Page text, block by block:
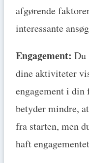
afgørende
interessante
Engagement: Du
dine aktiviteter
engagement i
betyder mindre,
fra starten, men
haft